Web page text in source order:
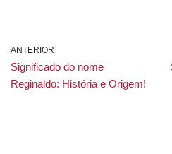
ANTERIOR
Significado do nome
Reginaldo: História e Origem!